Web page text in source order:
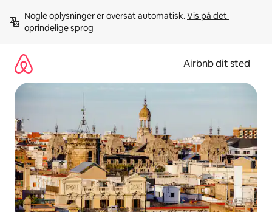
videre
Nogle oplysninger er oversat automatisk. Vis på det
oprindelige sprog
Airbnb dit sted